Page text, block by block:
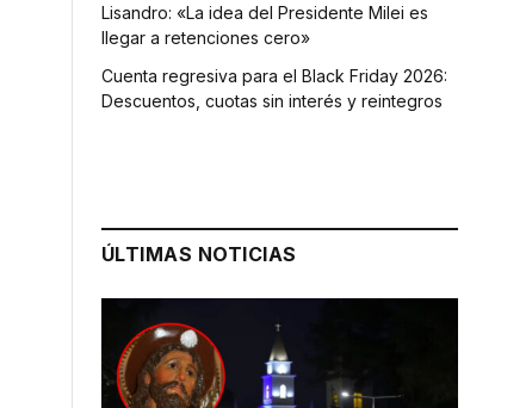
Lisandro: «La idea del Presidente Milei es
llegar a retenciones cero»
Cuenta regresiva para el Black Friday 2026:
Descuentos, cuotas sin interés y reintegros
ÚLTIMAS NOTICIAS